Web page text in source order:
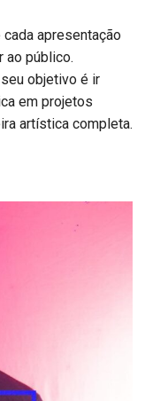
apresentação
ao público.
objetivo é ir
em projetos
artística completa.